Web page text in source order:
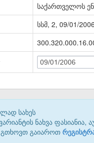
საქართველოს
სსმ, 2, 09/01/
09/01/2006
სახეს
ნახვა ფასიანია,
გთხოვთ გაიაროთ